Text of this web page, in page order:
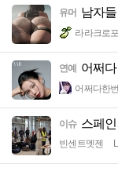
유머 남자
라라크로
연예 어쩌
어쩌다한번
이슈 스페
빈센트멧젠